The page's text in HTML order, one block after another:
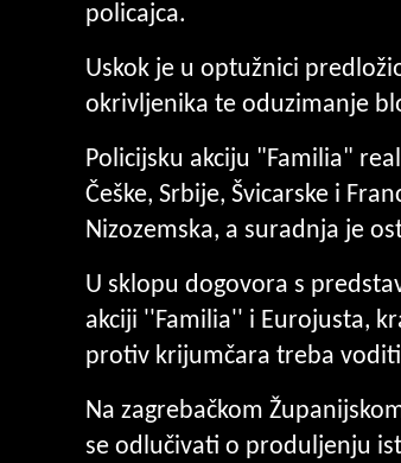
policajca.
Uskok je u optužnici
okrivljenika te oduzimanje
Policijsku akciju "Familia"
Češke, Srbije, Švicarske i
Nizozemska, a suradnja je
U sklopu dogovora s
akciji ''Familia'' i Eurojusta,
protiv krijumčara treba
Na zagrebačkom
se odlučivati o produljenju